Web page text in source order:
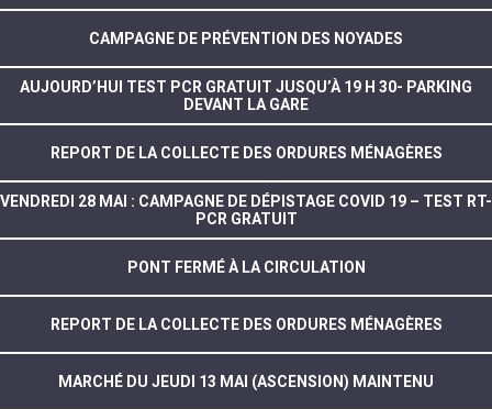
CAMPAGNE DE PRÉVENTION DES NOYADES
AUJOURD’HUI TEST PCR GRATUIT JUSQU’À 19 H 30- PARKING
DEVANT LA GARE
REPORT DE LA COLLECTE DES ORDURES MÉNAGÈRES
VENDREDI 28 MAI : CAMPAGNE DE DÉPISTAGE COVID 19 – TEST RT-
PCR GRATUIT
PONT FERMÉ À LA CIRCULATION
REPORT DE LA COLLECTE DES ORDURES MÉNAGÈRES
MARCHÉ DU JEUDI 13 MAI (ASCENSION) MAINTENU